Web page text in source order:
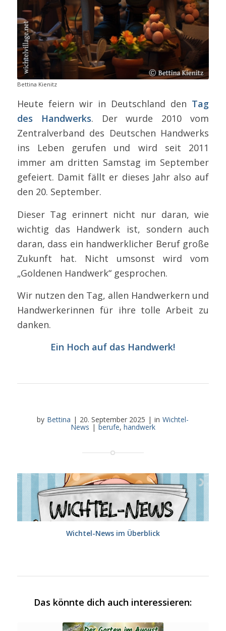
Bettina Kienitz
Heute feiern wir in Deutschland den Tag
des Handwerks. Der wurde 2010 vom
Zentralverband des Deutschen Handwerks
ins Leben gerufen und wird seit 2011
immer am dritten Samstag im September
gefeiert. Damit fällt er dieses Jahr also auf
den 20. September.
Dieser Tag erinnert nicht nur daran, wie
wichtig das Handwerk ist, sondern auch
daran, dass ein handwerklicher Beruf große
Zukunft hat. Nicht umsonst wird vom
„Goldenen Handwerk“ gesprochen.
Wir nutzen den Tag, allen Handwerkern und
Handwerkerinnen für ihre tolle Arbeit zu
danken.
Ein Hoch auf das Handwerk!
by Bettina | 20. September 2025 | in Wichtel-
News | berufe, handwerk
Wichtel-News im Überblick
Das könnte dich auch interessieren: